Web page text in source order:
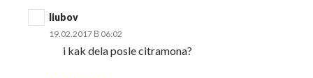
liubov
19.02.2017 В 06:02
i kak dela posle citramona?